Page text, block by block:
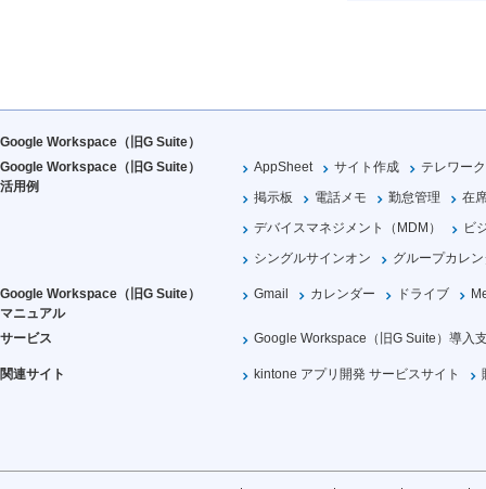
Google Workspace（旧G Suite）
Google Workspace（旧G Suite）
活用例
AppSheet サイト作成
テレワーク
掲示板
電話メモ 勤怠管理
在
デバイスマネジメント（MDM）
ビ
シングルサインオン
グループカレ
Google Workspace（旧G Suite）
マニュアル
Gmail カレンダー ドライブ
サービス Google Workspace（旧G Suite）導入
関連サイト kintone アプリ開発 サービスサイト